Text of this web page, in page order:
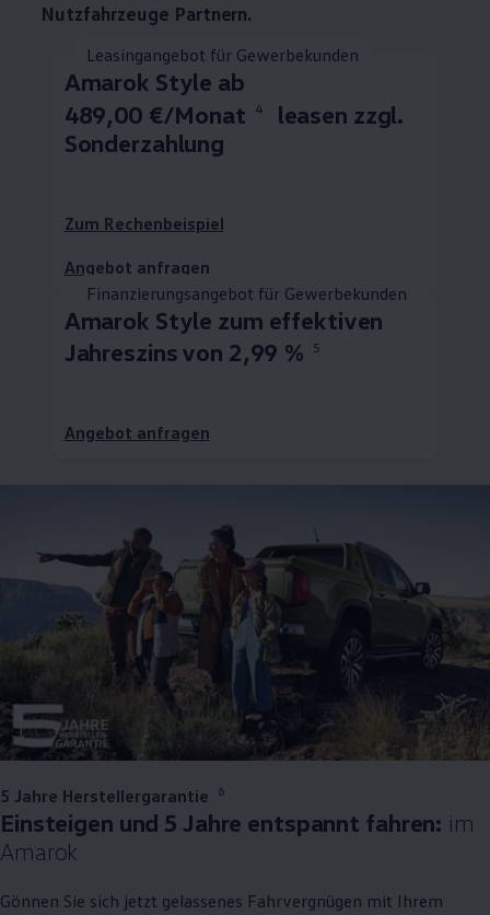
Nutzfahrzeuge Partnern.
Leasingangebot für Gewerbekunden
Amarok Style ab
489,00 €/Monat
4
leasen zzgl.
Sonderzahlung
Zum Rechenbeispiel
Angebot anfragen
Finanzierungsangebot für Gewerbekunden
Amarok Style zum effektiven
Jahreszins von 2,99 %
5
Angebot anfragen
1
5 Jahre Herstellergarantie 6
Einsteigen und 5 Jahre entspannt fahren: im
Amarok
Gönnen Sie sich jetzt gelassenes Fahrvergnügen mit Ihrem